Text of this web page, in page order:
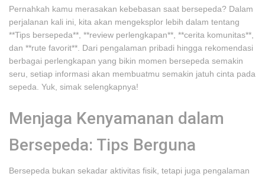
Pernahkah kamu merasakan kebebasan saat bersepeda? Dalam
perjalanan kali ini, kita akan mengeksplor lebih dalam tentang
**Tips bersepeda**, **review perlengkapan**, **cerita komunitas**,
dan **rute favorit**. Dari pengalaman pribadi hingga rekomendasi
berbagai perlengkapan yang bikin momen bersepeda semakin
seru, setiap informasi akan membuatmu semakin jatuh cinta pada
sepeda. Yuk, simak selengkapnya!
Menjaga Kenyamanan dalam
Bersepeda: Tips Berguna
Bersepeda bukan sekadar aktivitas fisik, tetapi juga pengalaman